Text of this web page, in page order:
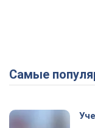
Самые